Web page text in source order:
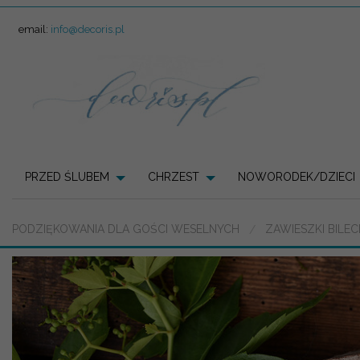
email: info@decoris.pl
PRZED ŚLUBEM CHRZEST NOWORODEK/DZIECI
PODZIĘKOWANIA DLA GOŚCI WESELNYCH ZAWIESZKI